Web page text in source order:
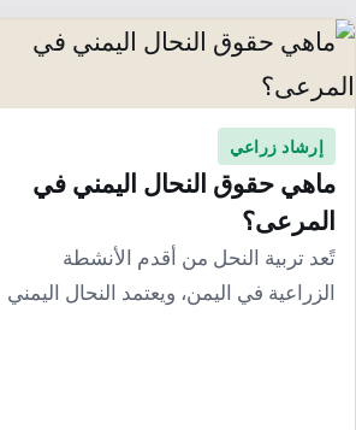
إرشاد زراعي
ماهي حقوق النحال اليمني في
المرعى؟
تًعد تربية النحل من أقدم الأنشطة
الزراعية في اليمن، ويعتمد النحال اليمني